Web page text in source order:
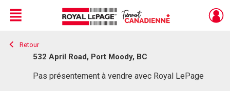
Live
En Direct
Menu
Retour
532 April Road, Port Moody, BC
Pas présentement à vendre avec Royal LePage